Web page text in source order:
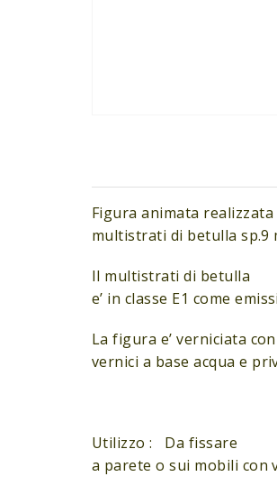
Figura animata realizzata
multistrati di betulla sp.9
Il multistrati di betulla
e’ in classe E1 come
La figura e’ verniciata con
vernici a base acqua e
Utilizzo : Da fissare
a parete o sui mobili